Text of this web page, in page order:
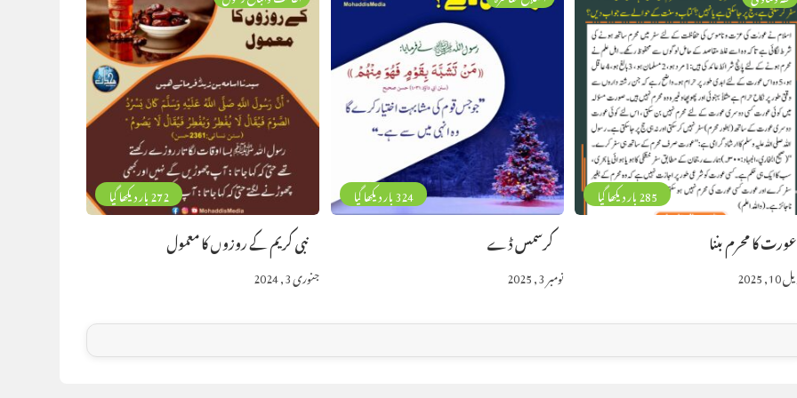
272 بار دیکھا گیا
نبی کریم کے روزوں کا معمول
جنوری 3, 2024
324 بار دیکھا گیا
کرسمس ڈے
نومبر 3, 2025
285 بار دیکھا گیا
عورت کا محرم بننا
2025